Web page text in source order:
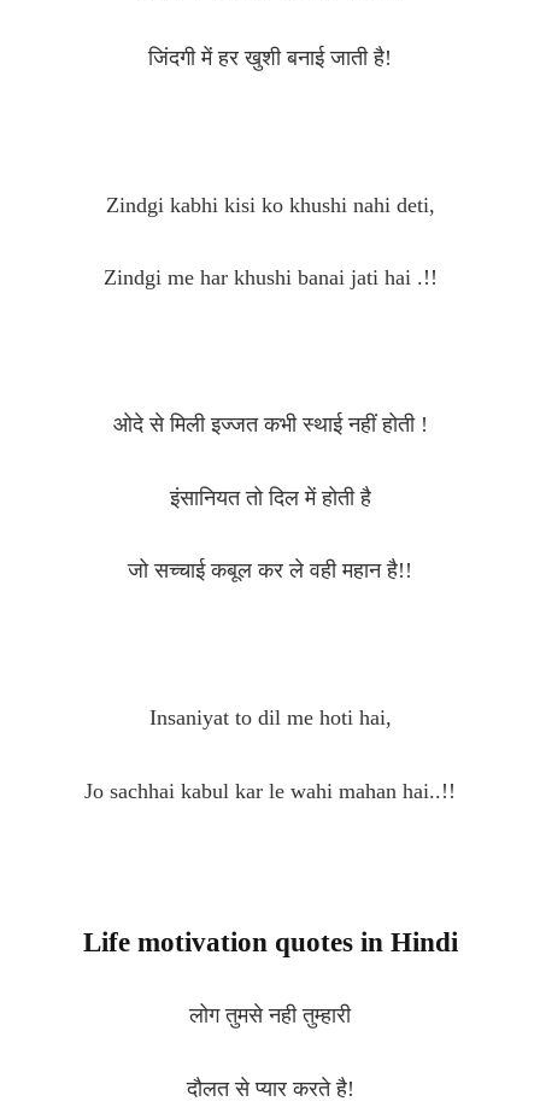
जिंदगी में हर खुशी बनाई जाती है!
Zindgi kabhi kisi ko khushi nahi deti,
Zindgi me har khushi banai jati hai .!!
ओदे से मिली इज्जत कभी स्थाई नहीं होती !
इंसानियत तो दिल में होती है
जो सच्चाई कबूल कर ले वही महान है!!
Insaniyat to dil me hoti hai,
Jo sachhai kabul kar le wahi mahan hai..!!
Life motivation quotes in Hindi
लोग तुमसे नही तुम्हारी
दौलत से प्यार करते है!